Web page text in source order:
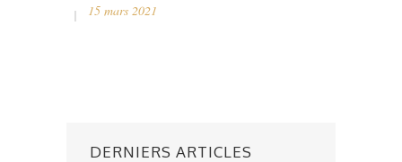
15 mars 2021
DERNIERS ARTICLES